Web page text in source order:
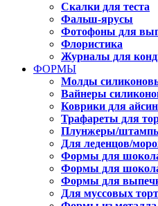
Скалки для теста
Фальш-ярусы
Фотофоны для
Флористика
Журналы для
ФОРМЫ
Молды
Вайнеры
Коврики для
Трафареты для
Плунжеры/
Для леденцов/
Формы для
Формы для
Формы для
Для муссовых